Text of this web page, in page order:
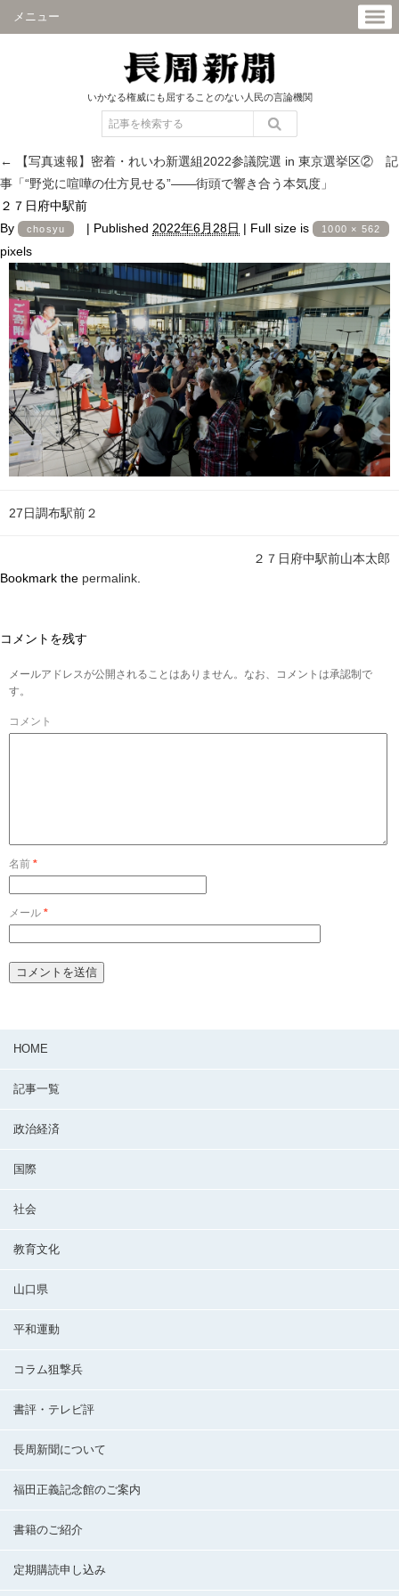
メニュー
いかなる権威にも屈することのない人民の言論機関
←
【写真速報】密着・れいわ新選組2022参議院選 in 東京選挙区② 記
事「“野党に喧嘩の仕方見せる”――街頭で響き合う本気度」
２７日府中駅前
By
chosyu | Published 2022年6月28日 | Full size is 1000 × 562
pixels
27日調布駅前２
２７日府中駅前山本太郎
Bookmark the permalink.
コメントを残す
メールアドレスが公開されることはありません。なお、コメントは承認制で
す。
コメント
名前 *
メール *
HOME
記事一覧
政治経済
国際
社会
教育文化
山口県
平和運動
コラム狙撃兵
書評・テレビ評
長周新聞について
福田正義記念館のご案内
書籍のご紹介
定期購読申し込み